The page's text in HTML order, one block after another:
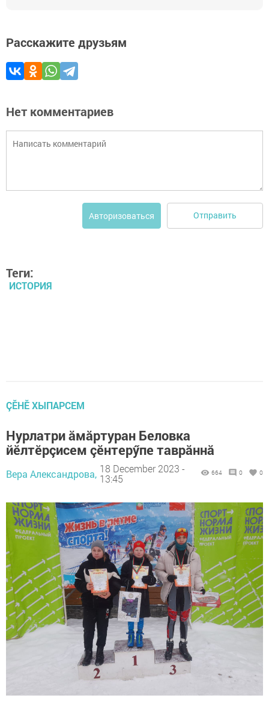
Расскажите друзьям
Нет комментариев
Авторизоваться Отправить
Теги:
ИСТОРИЯ
ÇӖНӖ ХЫПАРСЕМ
Нурлатри ăмăртуран Беловка
йӗлтӗрçисем çӗнтерӳпе таврăннă
Вера Александрова, 18 December 2023 -
13:45
664 0 0